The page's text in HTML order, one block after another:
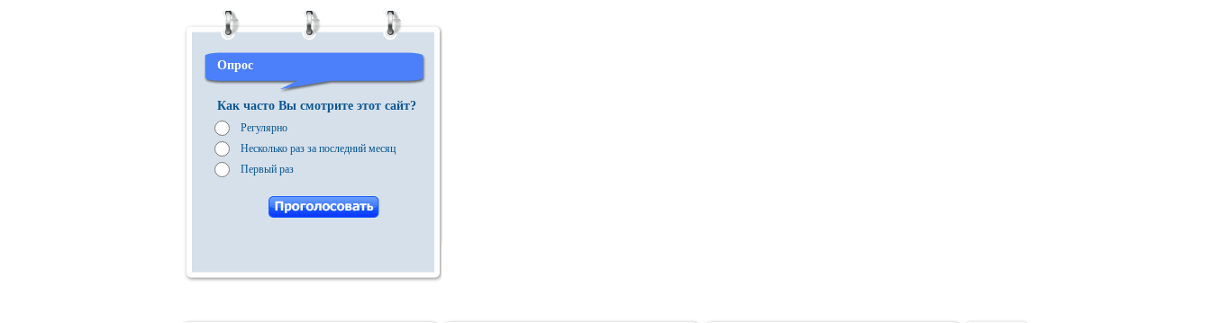
Nordic
Now
Oakley
Option
Perfomance
Pro-Tec
Rage
Опрос
Как часто Вы смотрите этот сайт?
Регулярно
Несколько раз за последний месяц
Первый раз